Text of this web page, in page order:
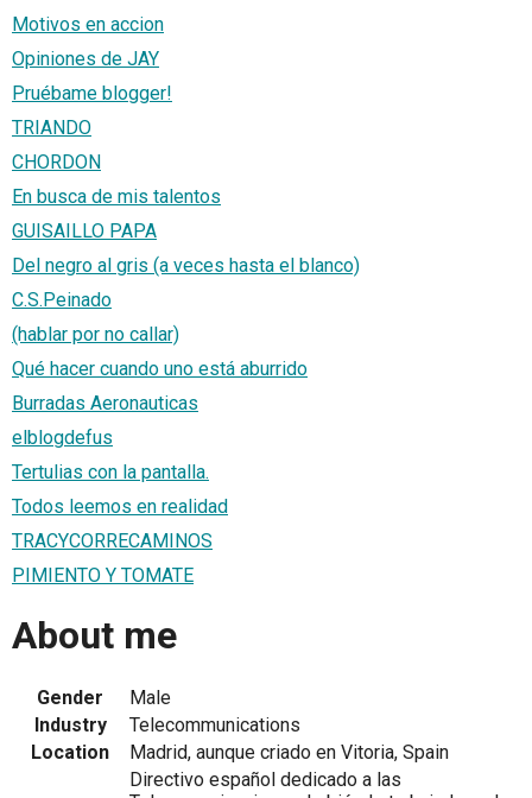
Motivos en accion
Opiniones de JAY
Pruébame blogger!
TRIANDO
CHORDON
En busca de mis talentos
GUISAILLO PAPA
Del negro al gris (a veces hasta el blanco)
C.S.Peinado
(hablar por no callar)
Qué hacer cuando uno está aburrido
Burradas Aeronauticas
elblogdefus
Tertulias con la pantalla.
Todos leemos en realidad
TRACYCORRECAMINOS
PIMIENTO Y TOMATE
About me
Gender
Male
Industry
Telecommunications
Location
Madrid, aunque criado en Vitoria, Spain
Directivo español dedicado a las